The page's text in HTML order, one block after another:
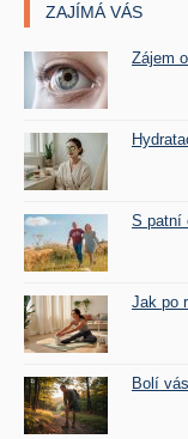
ZAJÍMÁ VÁS
Zájem
S patní
Jak po
Bolí